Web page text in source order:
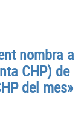
nombra a
CHP) de
del mes»